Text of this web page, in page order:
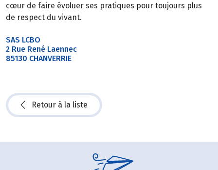
cœur de faire évoluer ses pratiques pour toujours plus
de respect du vivant.
SAS LCBO
2 Rue René Laennec
85130 CHANVERRIE
Retour à la liste